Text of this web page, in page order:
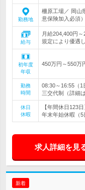
勤務地
柵原工場／ 岡山
意保険加入必須
給与
月給204,400円
規定により優遇
初年度
年収
450万円～550万
勤務
時間
08:30～16:55（
三交代制（詳細
休日
休暇
【年間休日123
年末年始休暇（5
求人詳細を見
新着